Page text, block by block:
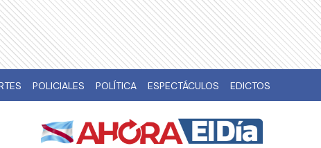
POLICIALES POLÍTICA ESPECTÁCULOS EDICTOS